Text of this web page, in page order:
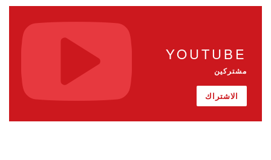
YOUTUBE
مشتركين
الاشتراك